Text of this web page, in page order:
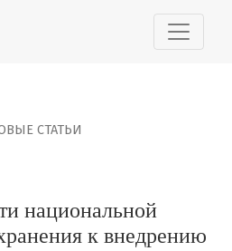
системы
СТАТЬИ
национальной
к внедрению